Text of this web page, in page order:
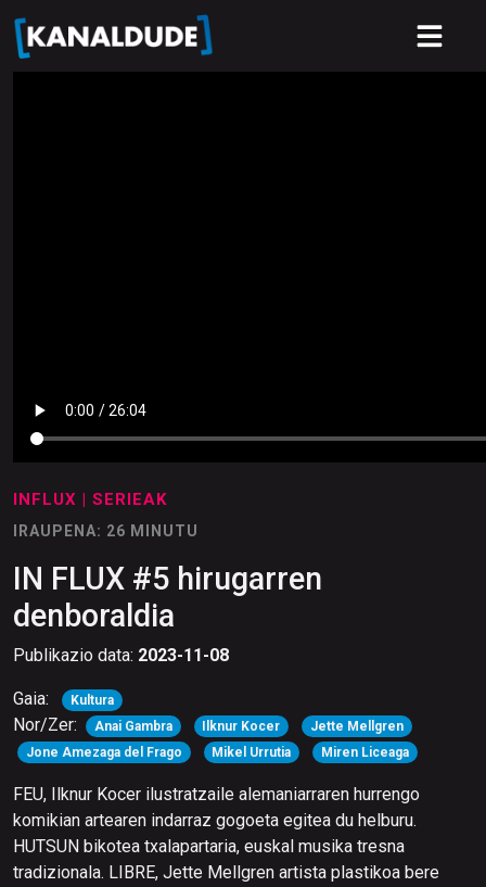
INFLUX | SERIEAK
IRAUPENA: 26 MINUTU
IN FLUX #5 hirugarren
denboraldia
Publikazio data: 2023-11-08
Gaia: Kultura
Nor/Zer: Anai Gambra Ilknur Kocer
Jette Mellgren
Jone Amezaga del Frago
Mikel Urrutia Miren Liceaga
FEU, Ilknur Kocer ilustratzaile alemaniarraren hurrengo
komikian artearen indarraz gogoeta egitea du helburu.
HUTSUN bikotea txalapartaria, euskal musika tresna
tradizionala. LIBRE, Jette Mellgren artista plastikoa bere